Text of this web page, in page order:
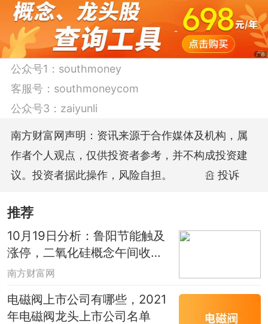
数据由南方财富网提供，仅供参考，不构
成投资建议，据此操作，风险自担。
公众号1： southmoney
客服号： southmoneycom
公众号3： zaiyunli
南方财富网声明：资讯来源于合作媒体及机构，属
作者个人观点，仅供投资者参考，并不构成投资建
议。投资者据此操作，风险自担。
投诉
推荐
10月19日分析：鲁阳节能触及
涨停，二氧化硅概念午间收盘
报涨
南方财富网
电磁阀上市公司有哪些，2021
年电磁阀龙头上市公司名单